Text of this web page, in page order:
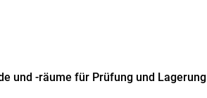
und -räume für Prüfung und Lagerung